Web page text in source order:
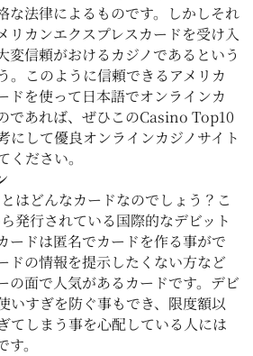
な法律によるものです。しかしそれ
リカンエクスプレスカードを受け入
変信頼がおけるカジノであるという
。このように信頼できるアメリカ
ドを使って日本語でオンラインカ
であれば、ぜひこのCasino Top10
にして優良オンラインカジノサイト
ください。
はどんなカードなのでしょう？こ
発行されている国際的なデビット
ードは匿名でカードを作る事がで
ドの情報を提示したくない方など
の面で人気があるカードです。デビ
いすぎを防ぐ事もでき、限度額以
てしまう事を心配している人には
。